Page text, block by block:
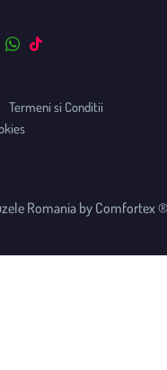
Termeni si Conditii
Romania by Comfortex ®